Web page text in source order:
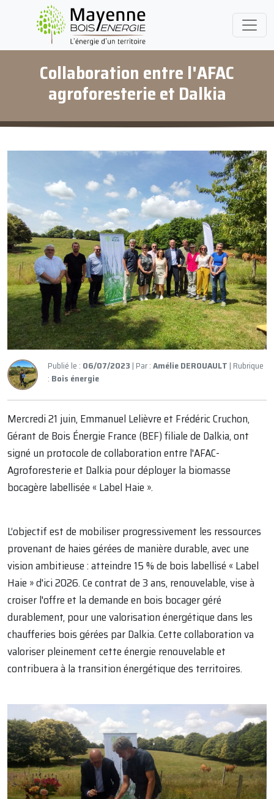
Collaboration entre l'AFAC
agroforesterie et Dalkia
Publié le : 06/07/2023 | Par :Amélie DEROUAULT | Rubrique
: Bois énergie
Mercredi 21 juin, Emmanuel Lelièvre et Frédéric Cruchon,
Gérant de Bois Énergie France (BEF) filiale de Dalkia, ont
signé un protocole de collaboration entre l'AFAC-
Agroforesterie et Dalkia pour déployer la biomasse
bocagère labellisée « Label Haie ».
L’objectif est de mobiliser progressivement les ressources
provenant de haies gérées de manière durable, avec une
vision ambitieuse : atteindre 15 % de bois labellisé « Label
Haie » d'ici 2026. Ce contrat de 3 ans, renouvelable, vise à
croiser l'offre et la demande en bois bocager géré
durablement, pour une valorisation énergétique dans les
chaufferies bois gérées par Dalkia. Cette collaboration va
valoriser pleinement cette énergie renouvelable et
contribuera à la transition énergétique des territoires.